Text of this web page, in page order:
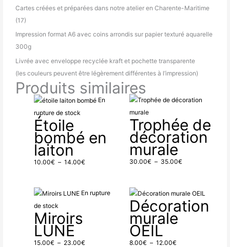
Cartes créées et préparées dans notre atelier en Charente-Maritime
(17)
Impression format A6 avec coins arrondis sur papier texturé aquarelle
300g
Livrée avec enveloppe recyclée kraft et pochette transparente
(les couleurs peuvent être légèrement différentes à l’impression)
Produits similaires
En
rupture de stock
Étoile
bombé en
laiton
10.00€ – 14.00€
Plage
10.00€
Trophée de
décoration
murale
30.00€ – 35.00€
Plage
prix :
30.00€
En rupture
de stock
Miroirs
LUNE
15.00€ – 23.00€
Plage
Décoration
murale
OEIL
8.00€ – 12.00€
Plage
de
prix :